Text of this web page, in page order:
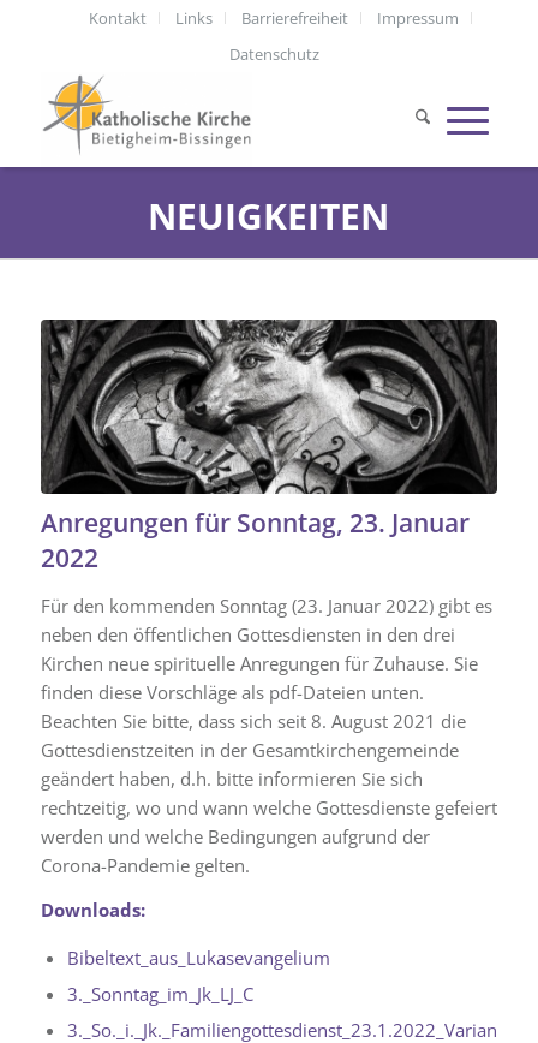
Kontakt Links Barrierefreiheit
Impressum
Datenschutz
NEUIGKEITEN
Anregungen für Sonntag, 23. Januar
2022
Für den kommenden Sonntag (23. Januar 2022) gibt es
neben den öffentlichen Gottesdiensten in den drei
Kirchen neue spirituelle Anregungen für Zuhause. Sie
finden diese Vorschläge als pdf-Dateien unten.
Beachten Sie bitte, dass sich seit 8. August 2021 die
Gottesdienstzeiten in der Gesamtkirchengemeinde
geändert haben, d.h. bitte informieren Sie sich
rechtzeitig, wo und wann welche Gottesdienste gefeiert
werden und welche Bedingungen aufgrund der
Corona-Pandemie gelten.
Downloads:
Bibeltext_aus_Lukasevangelium
3._Sonntag_im_Jk_LJ_C